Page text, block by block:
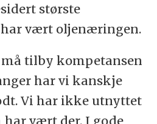
største
har vært oljenæringen.
må tilby kompetansen
har vi kanskje
Vi har ikke utnyttet
vært der. I gode